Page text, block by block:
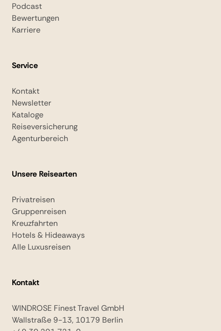
Podcast
Bewertungen
Karriere
Service
Kontakt
Newsletter
Kataloge
Reiseversicherung
Agenturbereich
Unsere Reisearten
Privatreisen
Gruppenreisen
Kreuzfahrten
Hotels & Hideaways
Alle Luxusreisen
Kontakt
WINDROSE Finest Travel GmbH
Wallstraße 9-13, 10179 Berlin